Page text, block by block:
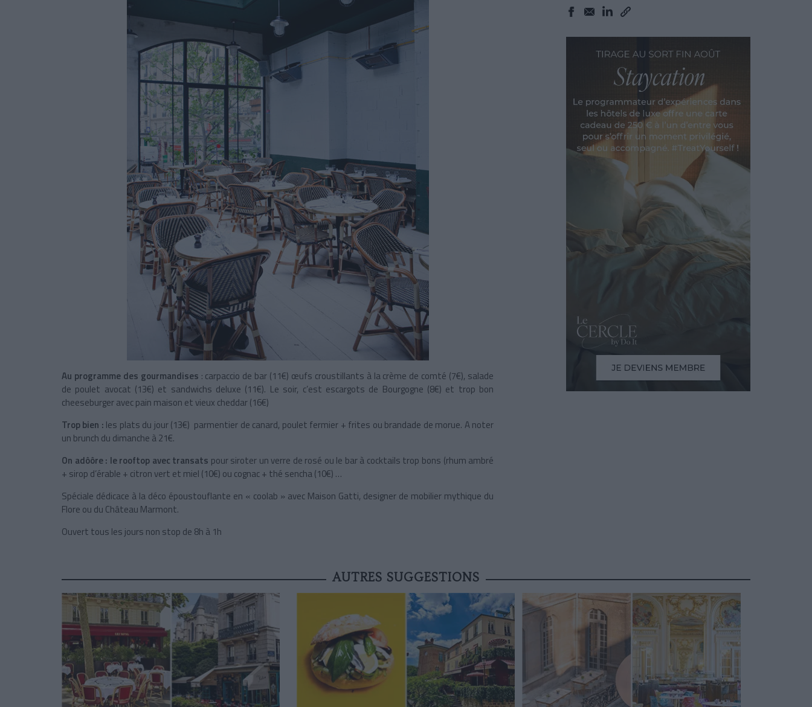
Au programme des gourmandises : carpaccio de bar (11€) œufs croustillants à la crème de comté (7€), salade
de poulet avocat (13€) et sandwichs deluxe (11€). Le soir, c’est escargots de Bourgogne (8€) et trop bon
cheeseburger avec pain maison et vieux cheddar (16€)
Trop bien : les plats du jour (13€) parmentier de canard, poulet fermier + frites ou brandade de morue. A noter
un brunch du dimanche à 21€.
On adôôre : le rooftop avec transats pour siroter un verre de rosé ou le bar à cocktails trop bons (rhum ambré
+ sirop d’érable + citron vert et miel (10€) ou cognac + thé sencha (10€) …
Spéciale dédicace à la déco époustouflante en « coolab » avec Maison Gatti, designer de mobilier mythique du
Flore ou du Château Marmont.
Ouvert tous les jours non stop de 8h à 1h
AUTRES SUGGESTIONS